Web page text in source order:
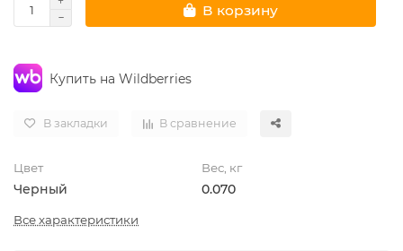
В корзину
Купить на Wildberries
В закладки В сравнение
Цвет
Черный
Вес, кг
0.070
Все характеристики